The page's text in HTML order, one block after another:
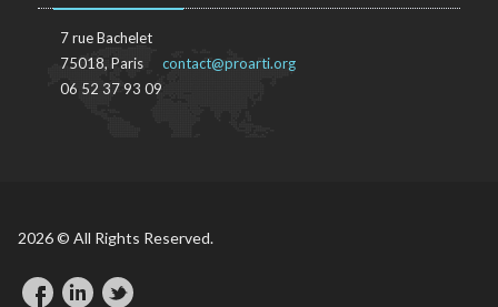
7 rue Bachelet
75018, Paris
06 52 37 93 09
contact@proarti.org
2026 © All Rights Reserved.